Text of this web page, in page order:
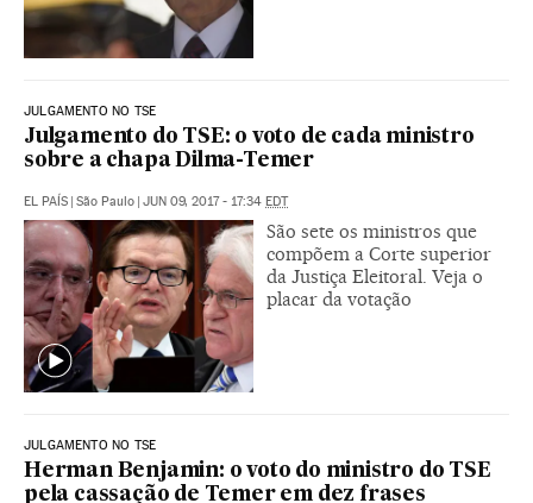
JULGAMENTO NO TSE
Julgamento do TSE: o voto de cada ministro
sobre a chapa Dilma-Temer
EL PAÍS | São Paulo | JUN 09, 2017 - 17:34 EDT
São sete os ministros que
compõem a Corte superior
da Justiça Eleitoral. Veja o
placar da votação
JULGAMENTO NO TSE
Herman Benjamin: o voto do ministro do TSE
pela cassação de Temer em dez frases